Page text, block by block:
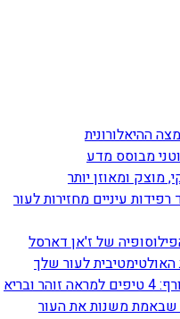
ההיאלורונית
מבוסס מדע
מוצק ומאוזן יותר
רפידות עיניים מחזירות לעור
של ז'אן דארסל
האולטימטיבית לעור שלך